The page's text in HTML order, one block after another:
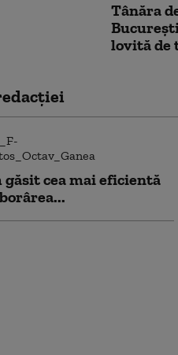
Tânăra
lovită de
cea mai eficientă